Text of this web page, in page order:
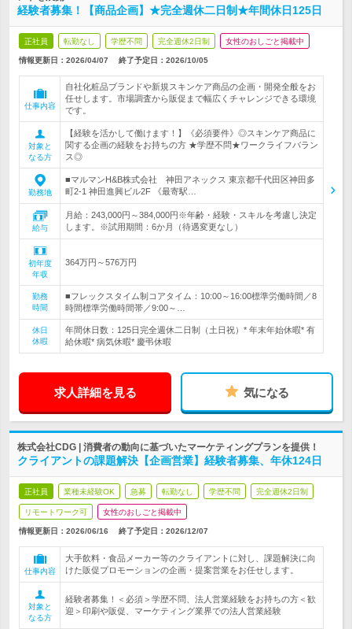
経験者募集！【商品企画】★完全週休二日制★年間休日125日
正社員 転勤なし 学歴不問 完全週休2日制 女性のおしごと掲載中
情報更新日：2026/04/07 終了予定日： 2026/10/05
仕事内容
自社化粧品ブランドや新規スキンケア商品の企画・開発全般をお
任せします。市場調査から販促まで幅広くチャレンジできる環境
です。
対象と
なる方
【経験を活かして働けます！】《必須要件》◎スキンケア商品に
関する企画の経験をお持ちの方 ★学歴不問★ワークライフバラン
ス◎
勤務地
■マルマンH&B株式会社 神田アネックス 東京都千代田区神田多
町2-1 神田進興ビル2F 《最寄駅…
給与
月給：243,000円～384,000円※年齢・経験・スキルを考慮し決定
します。※試用期間：6か月（待遇変更なし）
初年度
年収
364万円～576万円
勤務
時間
■フレックスタイム制コアタイム：10:00～16:00標準労働時間／8
時間標準労働時間帯／9:00～…
休日
休暇
年間休日数：125日完全週休二日制（土日祝）* 年末年始休暇* 有
給休暇* 病気休暇* 慶弔休暇
求人詳細を見る 気になる
株式会社CDG | 消費者の動向に基づいたマーケティングプランを提供！
クライアントの課題解決【企画営業】経験者募集、年休124日
正社員 業種未経験OK 急募 転勤なし 学歴不問 完全週休2日制
リモートワーク可 女性のおしごと掲載中
情報更新日：2026/06/16 終了予定日： 2026/12/07
仕事内容
大手飲料・食品メーカー等のクライアントに対し、課題解決に向
けた販促プロモーションの企画・提案営業をお任せします。
対象と
なる方
経験者募集！＜必須＞学歴不問、法人営業経験をお持ちの方＜歓
迎＞印刷や販促、マーケティング業界での法人営業経験